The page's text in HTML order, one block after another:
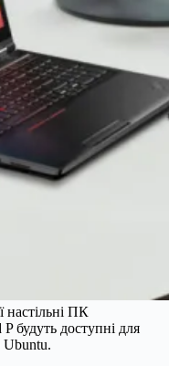
настільні ПК
будуть доступні для
Ubuntu.